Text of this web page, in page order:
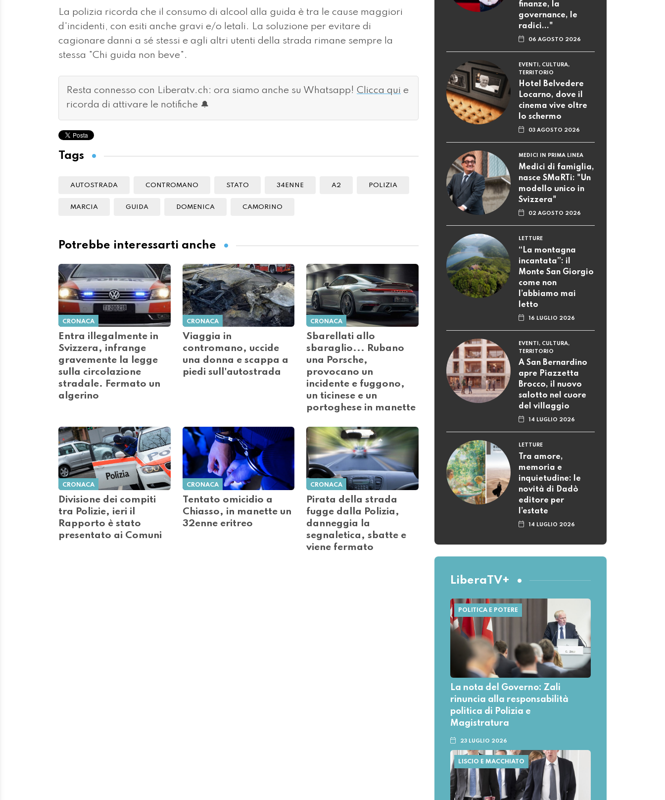
La polizia ricorda che il consumo di alcool alla guida è tra le cause maggiori
d'incidenti, con esiti anche gravi e/o letali. La soluzione per evitare di
cagionare danni a sé stessi e agli altri utenti della strada rimane sempre la
stessa "Chi guida non beve".
Resta connesso con Liberatv.ch: ora siamo anche su Whatsapp! Clicca qui e
ricorda di attivare le notifiche 🔔
Tags
AUTOSTRADA CONTROMANO STATO 34ENNE A2 POLIZIA
MARCIA GUIDA DOMENICA CAMORINO
Potrebbe interessarti anche
CRONACA
Entra illegalmente in
Svizzera, infrange
gravemente la legge
sulla circolazione
stradale. Fermato un
algerino
CRONACA
Viaggia in
contromano, uccide
una donna e scappa a
piedi sull'autostrada
CRONACA
Sbarellati allo
sbaraglio... Rubano
una Porsche,
provocano un
incidente e fuggono,
un ticinese e un
portoghese in manette
CRONACA
Divisione dei compiti
tra Polizie, ieri il
Rapporto è stato
presentato ai Comuni
CRONACA
Tentato omicidio a
Chiasso, in manette un
32enne eritreo
CRONACA
Pirata della strada
fugge dalla Polizia,
danneggia la
segnaletica, sbatte e
viene fermato
finanze, la
governance, le
radici..."
06 AGOSTO 2026
EVENTI, CULTURA,
TERRITORIO
Hotel Belvedere
Locarno, dove il
cinema vive oltre
lo schermo
03 AGOSTO 2026
MEDICI IN PRIMA LINEA
Medici di famiglia,
nasce SMaRTi: "Un
modello unico in
Svizzera"
02 AGOSTO 2026
LETTURE
“La montagna
incantata”: il
Monte San Giorgio
come non
l’abbiamo mai
letto
16 LUGLIO 2026
EVENTI, CULTURA,
TERRITORIO
A San Bernardino
apre Piazzetta
Brocco, il nuovo
salotto nel cuore
del villaggio
14 LUGLIO 2026
LETTURE
Tra amore,
memoria e
inquietudine: le
novità di Dadò
editore per
l’estate
14 LUGLIO 2026
LiberaTV+
POLITICA E POTERE
La nota del Governo: Zali
rinuncia alla responsabilità
politica di Polizia e
Magistratura
23 LUGLIO 2026
LISCIO E MACCHIATO